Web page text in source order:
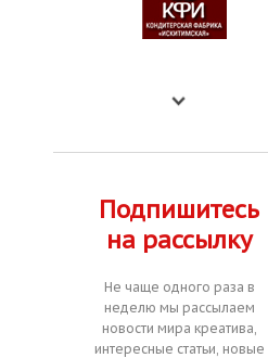
Подпишитесь
на рассылку
Не чаще одного раза в
неделю мы рассылаем
новости мира креатива,
интересные статьи, новые